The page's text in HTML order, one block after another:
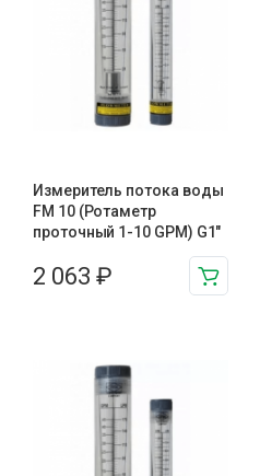
Измеритель потока воды
FM 10 (Ротаметр
проточный 1-10 GPM) G1″
2 063 ₽